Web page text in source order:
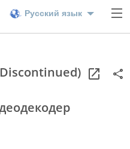
Русский язык